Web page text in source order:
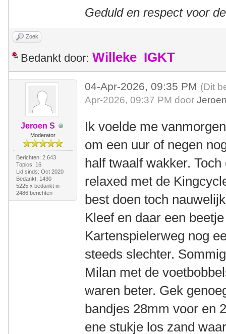
Geduld en respect voor
Zoek
Bedankt door: Willeke_IGKT
Jeroen S
Moderator
Berichten: 2.643
Topics: 16
Lid sinds: Oct 2020
Bedankt: 1430
5225 x bedankt in
2486 berichten
04-Apr-2026, 09:35 PM (Dit
Apr-2026, 09:37 PM door
Ik voelde me
om een uur of negen
half twaalf wakker.
relaxed met de
best doen toch
Kleef en daar een
Kartenspielerweg nog
steeds slechter.
Milan met de
waren beter. Gek
bandjes 28mm voor en
ene stukje los zand